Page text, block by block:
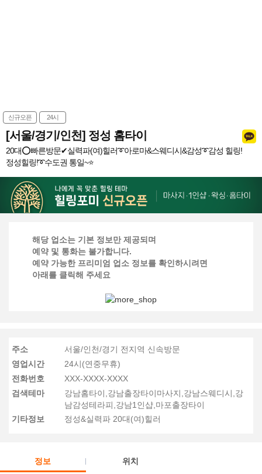
신규오픈 24시
[서울/경기/인천] 정성 홈타이
20대⭕빠른방문✔실력파(여)힐러➰아로마&스웨디시&감성➰감성 힐링!
정성힐링!➰수도권 통일~⭐️
해당 업소는 기본 정보만 제공되며
예약 및 통화는 불가합니다.
예약 가능한 프리미엄 업소 정보를 확인하시려면
아래를 클릭해 주세요
주소
서울/인천/경기 전지역 신속방문
영업시간
24시(연중무휴)
전화번호
XXX-XXXX-XXXX
검색테마
강남홈타이,강남출장타이마사지,강남스웨디시,강
남감성테라피,강남1인샵,마포출장타이
기타정보
정성&실력파 20대(여)힐러
정보 위치